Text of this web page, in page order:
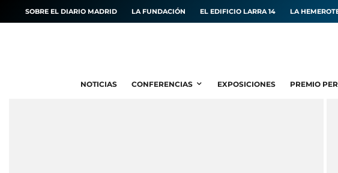
SOBRE EL DIARIO MADRID LA FUNDACIÓN EL EDIFICIO LARRA 14 LA
NOTICIAS CONFERENCIAS EXPOSICIONES PREMIO